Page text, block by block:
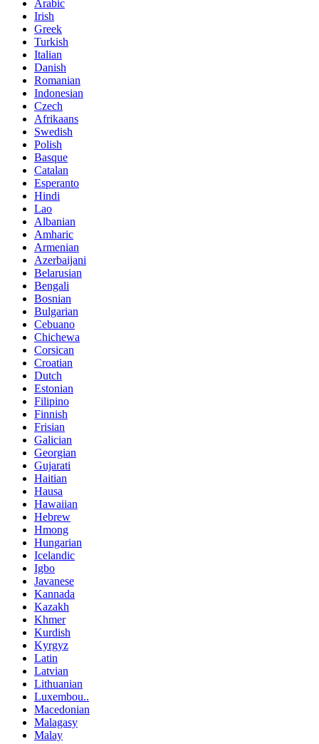
Arabic
Irish
Greek
Turkish
Italian
Danish
Romanian
Indonesian
Czech
Afrikaans
Swedish
Polish
Basque
Catalan
Esperanto
Hindi
Lao
Albanian
Amharic
Armenian
Azerbaijani
Belarusian
Bengali
Bosnian
Bulgarian
Cebuano
Chichewa
Corsican
Croatian
Dutch
Estonian
Filipino
Finnish
Frisian
Galician
Georgian
Gujarati
Haitian
Hausa
Hawaiian
Hebrew
Hmong
Hungarian
Icelandic
Igbo
Javanese
Kannada
Kazakh
Khmer
Kurdish
Kyrgyz
Latin
Latvian
Lithuanian
Luxembou..
Macedonian
Malagasy
Malay